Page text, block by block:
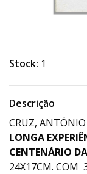
Stock: 1
Descrição
CRUZ,
LONGA
CENTENÁRIO
24X17CM. COM